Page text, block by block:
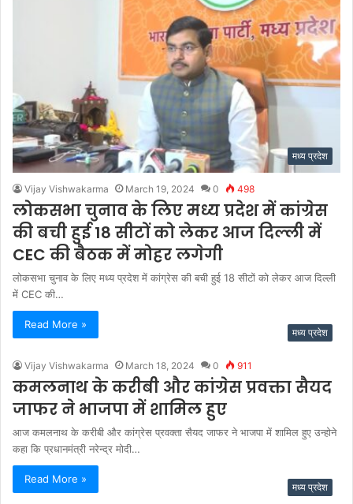
मध्य प्रदेश
Vijay Vishwakarma March 19, 2024 0 498
लोकसभा चुनाव के लिए मध्य प्रदेश में कांग्रेस
की बची हुई 18 सीटों को लेकर आज दिल्ली में
CEC की बैठक में मोहर लगेगी
लोकसभा चुनाव के लिए मध्य प्रदेश में कांग्रेस की बची हुई 18 सीटों को लेकर आज दिल्ली
में CEC की…
Read More »
मध्य प्रदेश
Vijay Vishwakarma March 18, 2024 0 911
कमलनाथ के करीबी और कांग्रेस प्रवक्ता सैयद
जाफर ने भाजपा में शामिल हुए
आज कमलनाथ के करीबी और कांग्रेस प्रवक्ता सैयद जाफर ने भाजपा में शामिल हुए उन्होने
कहा कि प्रधानमंत्री नरेन्द्र मोदी…
Read More »
मध्य प्रदेश